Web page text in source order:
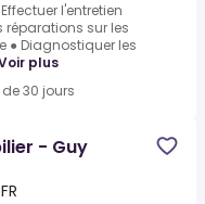
l'entretien
réparations sur les
● Diagnostiquer les
plus
30 jours
- Guy